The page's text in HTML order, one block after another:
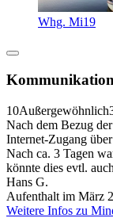
Whg. Mi19
10Außergewöhnlich
Nach dem Bezug
Internet-Zugang
Nach ca. 3 Tagen
könnte dies evtl.
Hans G.
Aufenthalt im März
Weitere Infos zu